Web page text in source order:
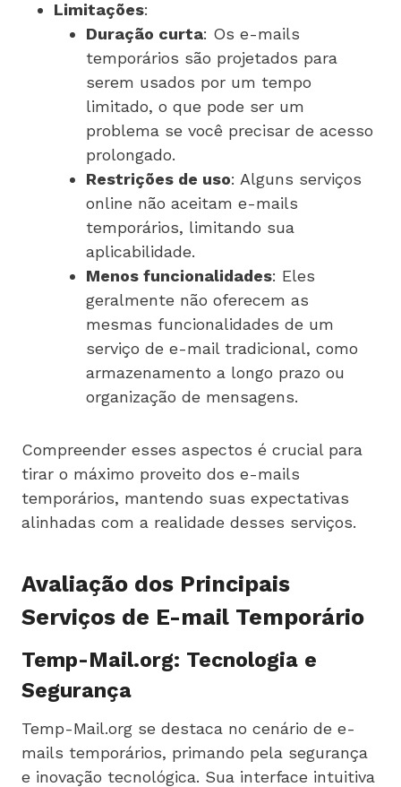
Limitações:
Duração curta: Os e-mails
temporários são projetados para
serem usados por um tempo
limitado, o que pode ser um
problema se você precisar de acesso
prolongado.
Restrições de uso: Alguns serviços
online não aceitam e-mails
temporários, limitando sua
aplicabilidade.
Menos funcionalidades: Eles
geralmente não oferecem as
mesmas funcionalidades de um
serviço de e-mail tradicional, como
armazenamento a longo prazo ou
organização de mensagens.
Compreender esses aspectos é crucial para
tirar o máximo proveito dos e-mails
temporários, mantendo suas expectativas
alinhadas com a realidade desses serviços.
Avaliação dos Principais
Serviços de E-mail Temporário
Temp-Mail.org: Tecnologia e
Segurança
Temp-Mail.org se destaca no cenário de e-
mails temporários, primando pela segurança
e inovação tecnológica. Sua interface intuitiva